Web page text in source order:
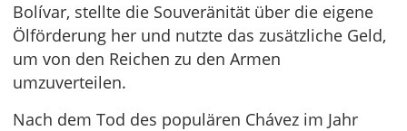
Bolívar, stellte die Souveränität über die eigene
Ölförderung her und nutzte das zusätzliche Geld,
um von den Reichen zu den Armen
umzuverteilen.
Nach dem Tod des populären Chávez im Jahr